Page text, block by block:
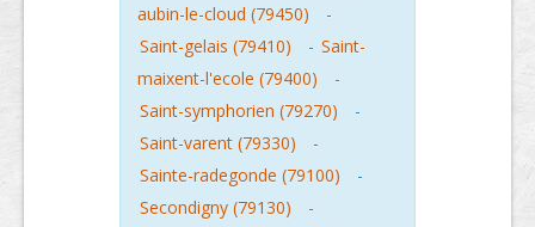
aubin-le-cloud (79450)
-
Saint-gelais (79410)
- Saint-
maixent-l'ecole (79400)
-
Saint-symphorien (79270)
-
Saint-varent (79330)
-
Sainte-radegonde (79100)
-
Secondigny (79130)
-